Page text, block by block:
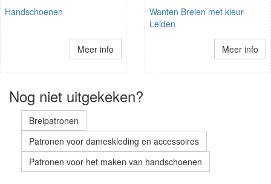
Handschoenen
Meer info
Wanten Breien met kleur
Leiden
Meer info
Nog niet uitgekeken?
Breipatronen
Patronen voor dameskleding en accessoires
Patronen voor het maken van handschoenen